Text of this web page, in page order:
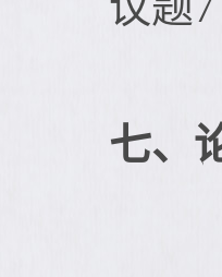
七、